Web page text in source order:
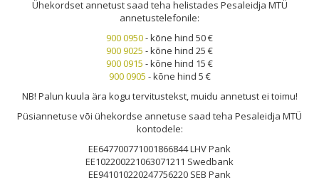
Ühekordset annetust saad teha helistades Pesaleidja MTÜ
annetustelefonile:
900 0950- kõne hind 50 €
900 9025 - kõne hind 25 €
900 0915 - kõne hind 15 €
900 0905 - kõne hind 5 €
NB! Palun kuula ära kogu tervitustekst, muidu annetust ei toimu!
Püsiannetuse või ühekordse annetuse saad teha Pesaleidja MTÜ
kontodele:
EE647700771001866844 LHV Pank
EE102200221063071211 Swedbank
EE941010220247756220 SEB Pank